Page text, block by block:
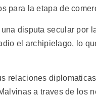
para la etapa de
disputa secular por
el archipielago, lo
relaciones
a traves de los